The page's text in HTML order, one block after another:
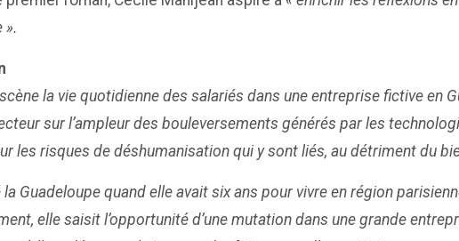
».
la vie quotidienne des salariés dans une entreprise fictive en
sur l’ampleur des bouleversements générés par les
les risques de déshumanisation qui y sont liés, au détriment du
Guadeloupe quand elle avait six ans pour vivre en région
elle saisit l’opportunité d’une mutation dans une grande